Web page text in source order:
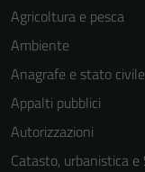
Agricoltura e pesca
Ambiente
Anagrafe e stato civile
Appalti pubblici
Autorizzazioni
Catasto, urbanistica e